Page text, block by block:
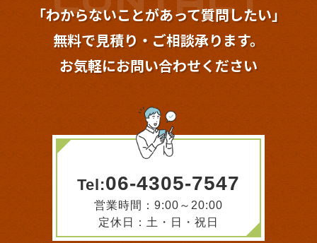
「わからないことがあって質問したい」
無料で見積り・ご相談承ります。
お気軽にお問い合わせください
Tel:06-4305-7547
営業時間：9:00～20:00
定休日：土・日・祝日